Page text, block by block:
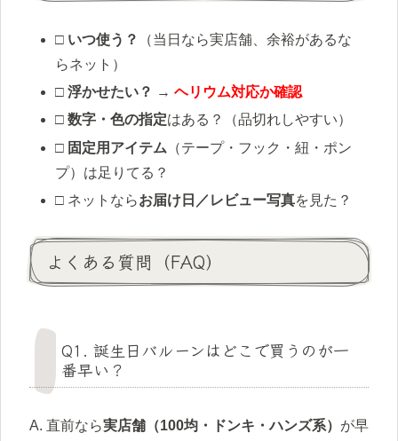
□ いつ使う？
（当日なら実店舗、余裕があるな
らネット）
□浮かせたい？ →ヘリウム対応か確認
□数字・色の指定はある？（品切れしやすい）
□ 固定用アイテム （テープ・フック・紐・ポン
プ）は足りてる？
□ ネットならお届け日／レビュー写真を見た？
よくある質問（FAQ）
Q1. 誕生日バルーンはどこで買うのが一
番早い？
A. 直前なら実店舗（100均・ドンキ・ハンズ系） が早